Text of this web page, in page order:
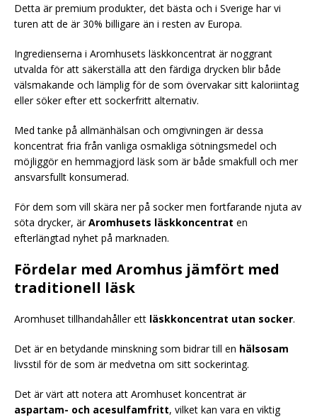
Detta är premium produkter, det bästa och i Sverige har vi
turen att de är 30% billigare än i resten av Europa.
Ingredienserna i Aromhusets läskkoncentrat är noggrant
utvalda för att säkerställa att den färdiga drycken blir både
välsmakande och lämplig för de som övervakar sitt kaloriintag
eller söker efter ett sockerfritt alternativ.
Med tanke på allmänhälsan och omgivningen är dessa
koncentrat fria från vanliga osmakliga sötningsmedel och
möjliggör en hemmagjord läsk som är både smakfull och mer
ansvarsfullt konsumerad.
För dem som vill skära ner på socker men fortfarande njuta av
söta drycker, ärAromhusets läskkoncentrat en
efterlängtad nyhet på marknaden.
Fördelar med Aromhus jämfört med
traditionell läsk
Aromhuset tillhandahåller ett läskkoncentrat utan socker.
Det är en betydande minskning som bidrar till en hälsosam
livsstil för de som är medvetna om sitt sockerintag.
Det är värt att notera att Aromhuset koncentrat är
aspartam- och acesulfamfritt, vilket kan vara en viktig